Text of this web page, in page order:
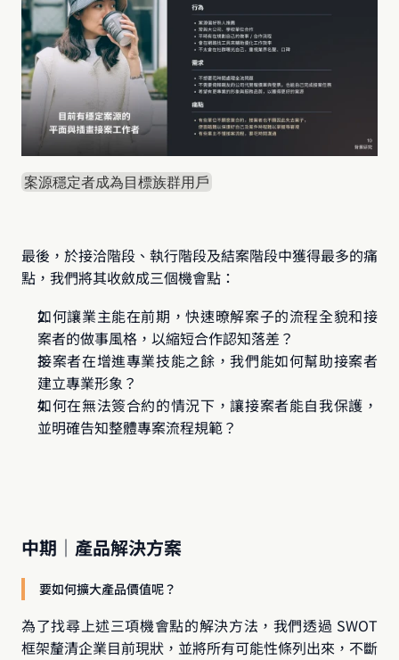
案源穩定者成為目標族群用戶
最後，於接洽階段、執行階段及結案階段中獲得最多的痛
點，我們將其收斂成三個機會點：
如何讓業主能在前期，快速暸解案子的流程全貌和接
案者的做事風格，以縮短合作認知落差？
接案者在增進專業技能之餘，我們能如何幫助接案者
建立專業形象？
如何在無法簽合約的情況下，讓接案者能自我保護，
並明確告知整體專案流程規範？
中期｜產品解決方案
要如何擴大產品價值呢？
為了找尋上述三項機會點的解決方法，我們透過 SWOT
框架釐清企業目前現狀，並將所有可能性條列出來，不斷